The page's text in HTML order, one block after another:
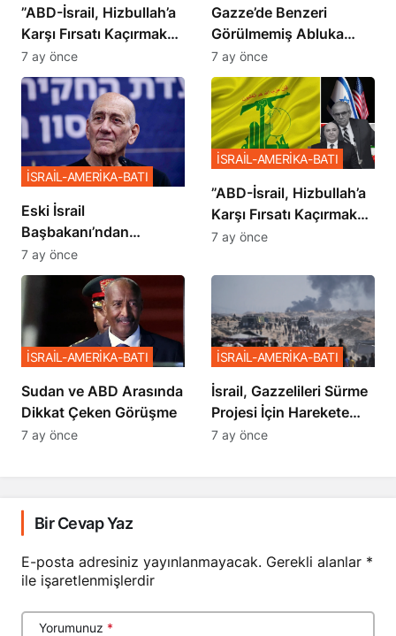
​​​​​​​”ABD-İsrail, Hizbullah’a
Karşı Fırsatı Kaçırmak
İstemiyor”
7 ay önce
​​​​​​​Gazze’de Benzeri
Görülmemiş Abluka
Planı
7 ay önce
Eski İsrail
Başbakanı’ndan
Netanyahu’ya Ağır
Sözler
İSRAİL-AMERİKA-BATI
7 ay önce
​​​​​​​”ABD-İsrail, Hizbullah’a
Karşı Fırsatı Kaçırmak
İstemiyor”
İSRAİL-AMERİKA-BATI
7 ay önce
Sudan ve ABD Arasında
Dikkat Çeken Görüşme
İSRAİL-AMERİKA-BATI
7 ay önce
İsrail, Gazzelileri Sürme
Projesi İçin Harekete
Geçti
İSRAİL-AMERİKA-BATI
7 ay önce
Bir Cevap Yaz
E-posta adresiniz yayınlanmayacak. Gerekli alanlar *
ile işaretlenmişlerdir
Yorumunuz *